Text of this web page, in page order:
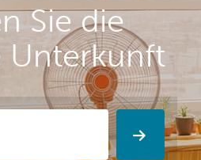
Sie die
Unterkunft